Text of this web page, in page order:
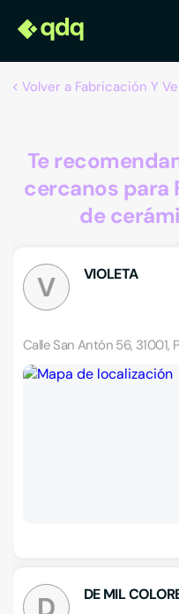
Volver a Fabricación Y
Te
cercanos para
de
V VIOLETA
Calle San Antón 56, 31001,
DE MIL